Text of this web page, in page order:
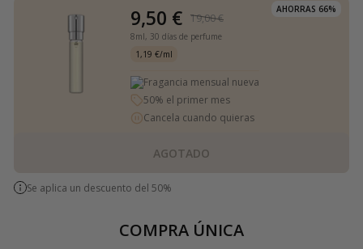
AHORRAS 66%
9,50 € 19,00 €
8ml, 30 días de perfume
1,19 €/ml
Fragancia mensual nueva
50% el primer mes
Cancela cuando quieras
AGOTADO
Se aplica un descuento del 50%
COMPRA ÚNICA